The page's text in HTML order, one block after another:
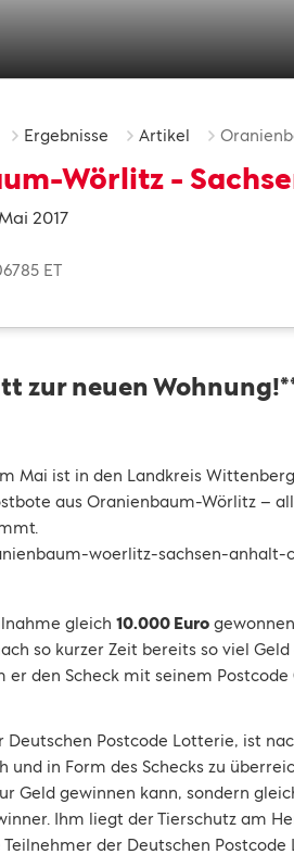
Ergebnisse Artikel
Wörlitz -
2017
ET
zur neuen
Mai ist in den Landkreis
aus Oranienbaum-Wörlitz –
gleich 10.000 Euro
so kurzer Zeit bereits so viel
er den Scheck mit seinem Postcode
Deutschen Postcode Lotterie, ist
und in Form des Schecks zu
Geld gewinnen kann, sondern
Ihm liegt der Tierschutz am
Teilnehmer der Deutschen